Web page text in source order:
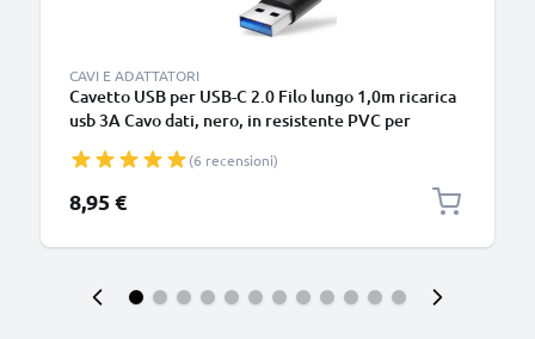
CAVI E ADATTATORI
Cavetto USB per USB-C 2.0 Filo lungo 1,0m ricarica
usb 3A Cavo dati, nero, in resistente PVC per
fotocamera Canon, Panasonic Lumix, Sony
connettore tipo C
(6 recensioni)
8,95 €